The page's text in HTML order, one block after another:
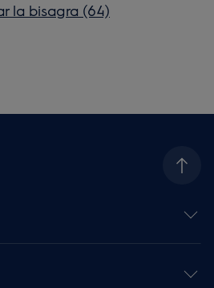
la bisagra (64)